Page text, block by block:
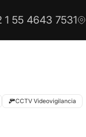
1 55 4643 7531
CCTV Videovigilancia